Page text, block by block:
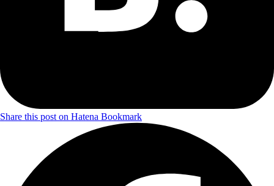
Share this post on Hatena Bookmark